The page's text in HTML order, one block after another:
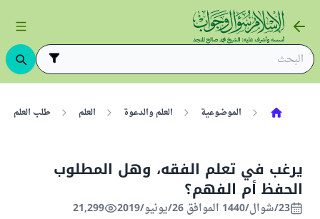
الموضوعية العلم والدعوة العلم طلب العلم
يرغب في تعلم الفقه، وهل المطلوب
الحفظ أم الفهم؟
23/شوال/1440 الموافق 26/يونيو/2019 21,299